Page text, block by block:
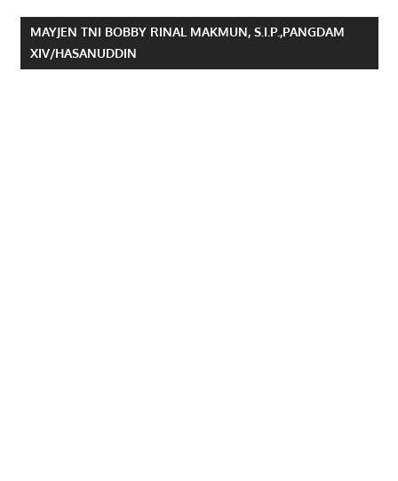
MAYJEN TNI BOBBY RINAL MAKMUN, S.I.P.,PANGDAM
XIV/HASANUDDIN